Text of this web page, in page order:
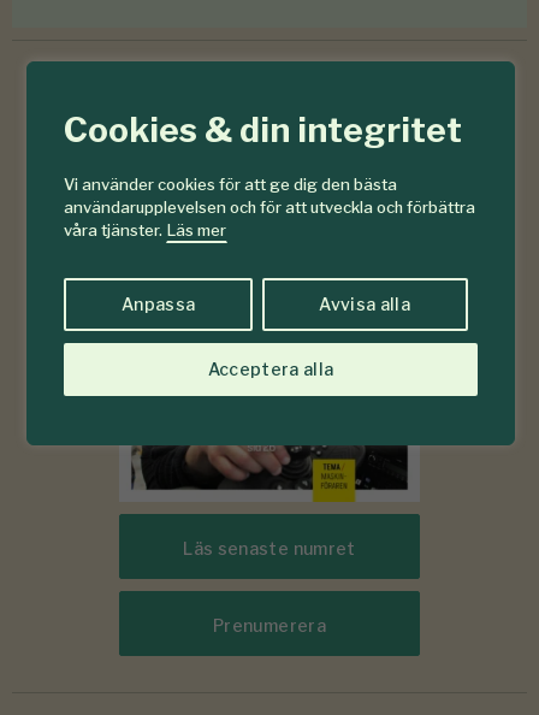
Cookies & din integritet
Vi använder cookies för att ge dig den bästa
användarupplevelsen och för att utveckla och förbättra
våra tjänster. Läs mer
Anpassa Avvisa alla
Acceptera alla
#6-7
2026
Läs senaste numret
Prenumerera